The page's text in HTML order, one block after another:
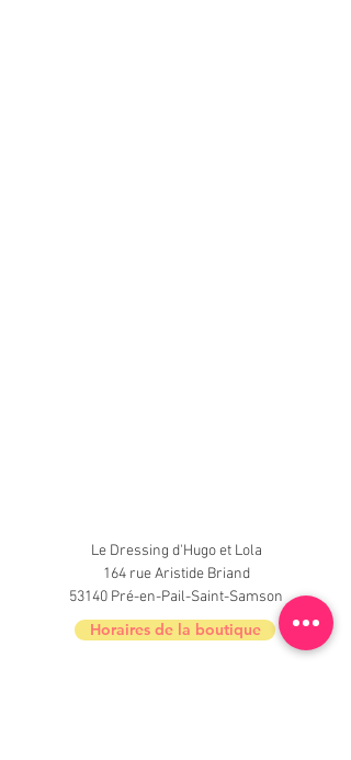
Le Dressing d'Hugo et Lola
164 rue Aristide Briand
53140 Pré-en-Pail-Saint-Samson
Horaires de la boutique